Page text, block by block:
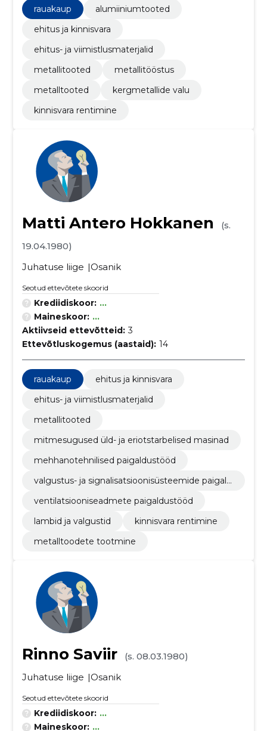
rauakaup
alumiiniumtooted
ehitus ja kinnisvara
ehitus- ja viimistlusmaterjalid
metallitooted
metallitööstus
metalltooted
kergmetallide valu
kinnisvara rentimine
Matti Antero Hokkanen
(s.
19.04.1980)
Juhatuse liige
Osanik
Seotud ettevõtete skoorid
Krediidiskoor: ...
Maineskoor: ...
Aktiivseid ettevõtteid: 3
Ettevõtluskogemus (aastaid): 14
rauakaup
ehitus ja kinnisvara
ehitus- ja viimistlusmaterjalid
metallitooted
mitmesugused üld- ja eriotstarbelised masinad
mehhanotehnilised paigaldustööd
valgustus- ja signalisatsioonisüsteemide paigald
ventilatsiooniseadmete paigaldustööd
lambid ja valgustid
kinnisvara rentimine
metalltoodete tootmine
Rinno Saviir
(s. 08.03.1980)
Juhatuse liige
Osanik
Seotud ettevõtete skoorid
Krediidiskoor: ...
Maineskoor: ...